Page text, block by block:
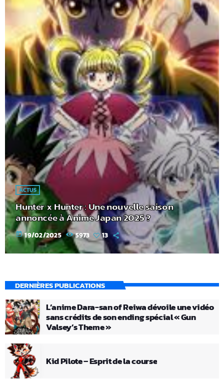
ACTUS
Hunter x Hunter : Une nouvelle saison
annoncée à Anime Japan 2025 ?
today 19/02/2025 5973 13
DERNIÈRES PUBLICATIONS
L’anime Dara-san of Reiwa dévoile une vidéo
sans crédits de son ending spécial « Gun
Valsey’s Theme »
Kid Pilote – Esprit de la course